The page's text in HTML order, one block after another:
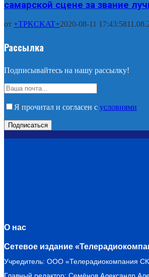
самарской сцене за звание
от +TPKCKAT+2020-08-11 17:43:58
Рассылка
Подписывайтесь на нашу рассылку!
Я прочитал и согласен с условиями
О нас
Сетевое издание
Учредитель: ООО «Телерадиокомпания